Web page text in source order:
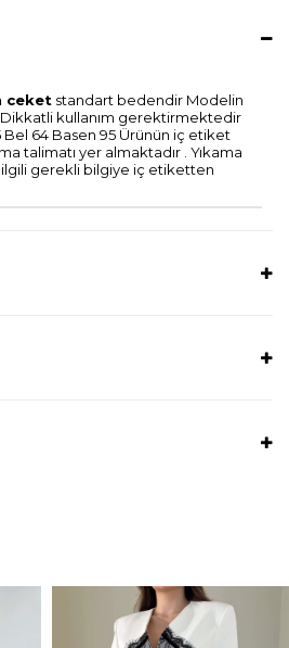
ceket standart bedendir Modelin
Dikkatli kullanım gerektirmektedir
64 Basen 95 Ürünün iç etiket
talimatı yer almaktadır . Yıkama
gerekli bilgiye iç etiketten